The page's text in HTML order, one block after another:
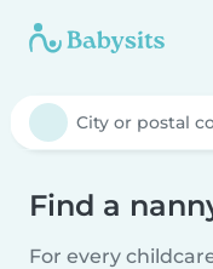
Find a
For every